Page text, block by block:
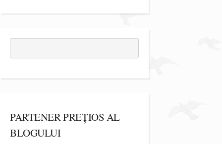
PARTENER PREȚIOS AL
BLOGULUI